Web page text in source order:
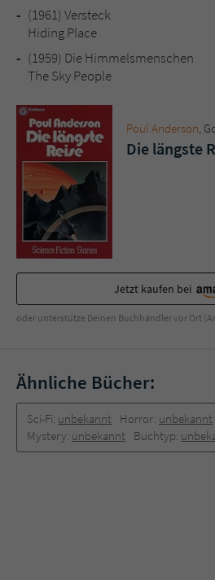
(1961) Versteck
Hiding Place
(1959) Die Himmelsmenschen
The Sky People
Poul Anderson,
Die längste
Jetzt kaufen bei
oder unterstütze Deinen Buchhändler vor Ort
Ähnliche Bücher:
Sci-Fi: unbekannt Horror: unbekannt
Mystery: unbekannt Buchtyp: